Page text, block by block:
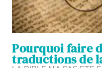
Pourquoi faire
traductions de